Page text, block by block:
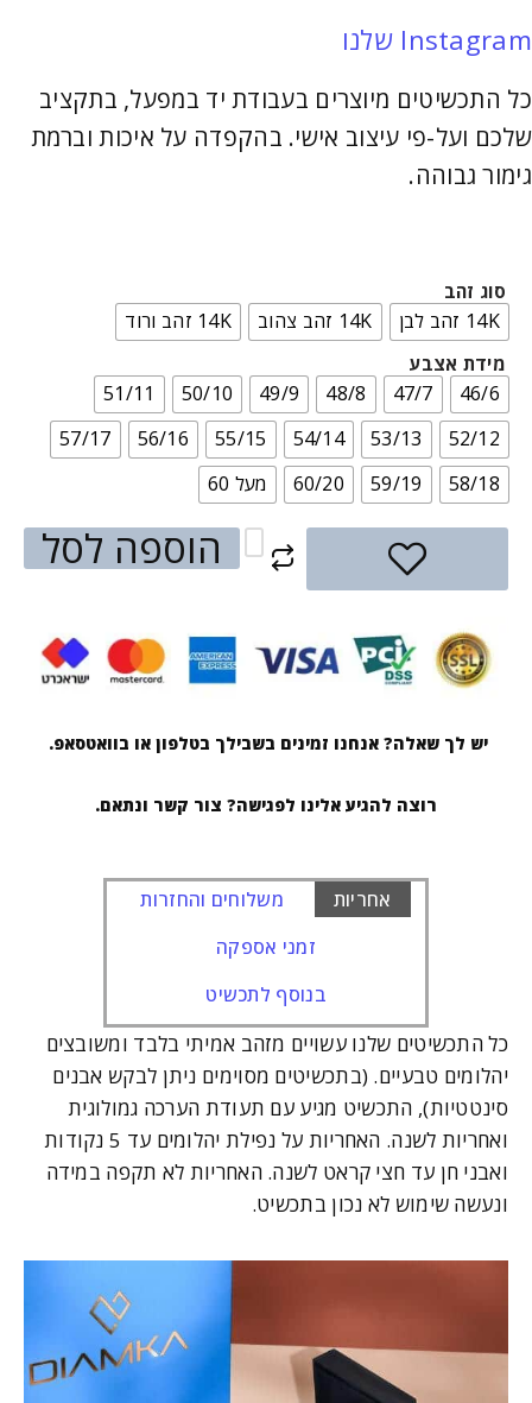
Instagram שלנו
כל התכשיטים מיוצרים בעבודת יד במפעל, בתקציב
שלכם ועל-פי עיצוב אישי. בהקפדה על איכות וברמת
גימור גבוהה.
סוג זהב
14K זהב לבן 14K זהב צהוב 14K זהב ורוד
מידת אצבע
46/6
47/7
48/8
49/9
50/10
51/11
52/12
53/13
54/14
55/15
56/16
57/17
58/18
59/19
60/20 מעל 60
הוספה לסל
יש לך שאלה? אנחנו זמינים בשבילך בטלפון או בוואטסאפ.
רוצה להגיע אלינו לפגישה? צור קשר ונתאם.
אחריות
משלוחים והחזרות
זמני אספקה
בנוסף לתכשיט
כל התכשיטים שלנו עשויים מזהב אמיתי בלבד ומשובצים
יהלומים טבעיים. (בתכשיטים מסוימים ניתן לבקש אבנים
סינטטיות), התכשיט מגיע עם תעודת הערכה גמולוגית
ואחריות לשנה. האחריות על נפילת יהלומים עד 5 נקודות
ואבני חן עד חצי קראט לשנה. האחריות לא תקפה במידה
ונעשה שימוש לא נכון בתכשיט.